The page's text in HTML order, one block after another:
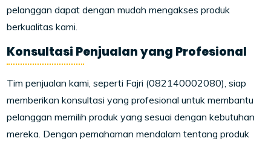
pelanggan dapat dengan mudah mengakses produk
berkualitas kami.
Konsultasi Penjualan yang Profesional
Tim penjualan kami, seperti Fajri (082140002080), siap
memberikan konsultasi yang profesional untuk membantu
pelanggan memilih produk yang sesuai dengan kebutuhan
mereka. Dengan pemahaman mendalam tentang produk